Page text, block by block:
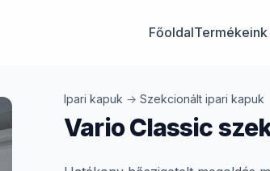
FőoldalTermékeink
Ipari kapuk →Szekcionált ipari kapuk
Vario Classic